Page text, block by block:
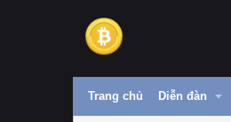
Trang chủ Diễn đàn